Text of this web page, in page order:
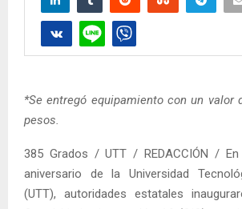
*Se entregó equipamiento con un valor
pesos.
385 Grados / UTT / REDACCIÓN /
aniversario de la Universidad
(UTT), autoridades estatales